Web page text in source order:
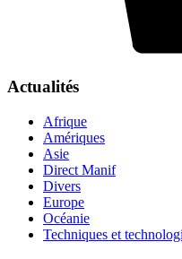
Actualités
Afrique
Amériques
Asie
Direct Manif
Divers
Europe
Océanie
Techniques et